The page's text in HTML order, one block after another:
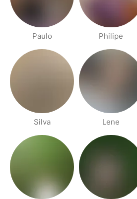
Paulo Philipe
Silva Lene